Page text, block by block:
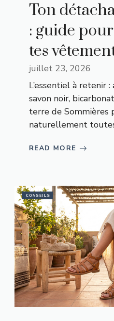
Ton
: guide
tes
juillet 23, 2026
L’essentiel à retenir
savon noir,
terre de Sommières
naturellement
READ MORE
CONSEILS